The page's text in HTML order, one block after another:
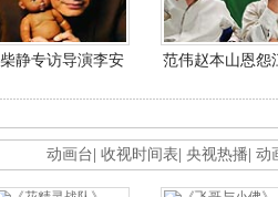
柴静专访导演李安 范伟赵本山恩怨
动画台 收视时间表 央视热播 动